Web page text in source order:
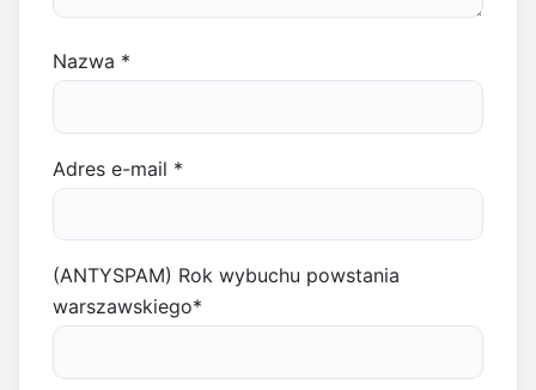
Nazwa *
Adres e-mail *
(ANTYSPAM) Rok wybuchu powstania
warszawskiego*